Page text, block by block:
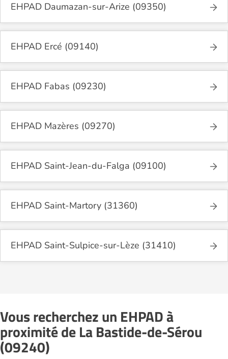
EHPAD Daumazan-sur-Arize (09350)
EHPAD Ercé (09140)
EHPAD Fabas (09230)
EHPAD Mazères (09270)
EHPAD Saint-Jean-du-Falga (09100)
EHPAD Saint-Martory (31360)
EHPAD Saint-Sulpice-sur-Lèze (31410)
Vous recherchez un EHPAD à
proximité de La Bastide-de-Sérou
(09240)